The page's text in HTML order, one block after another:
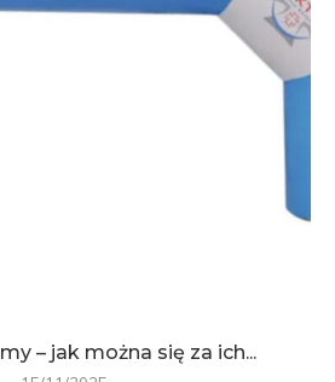
– jak można się za ich...